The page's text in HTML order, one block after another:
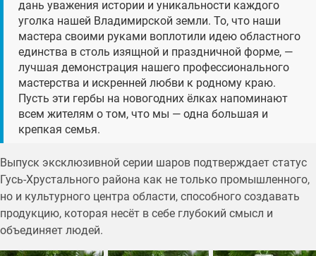
дань уважения истории и уникальности каждого
уголка нашей Владимирской земли. То, что наши
мастера своими руками воплотили идею областного
единства в столь изящной и праздничной форме, —
лучшая демонстрация нашего профессионального
мастерства и искренней любви к родному краю.
Пусть эти гербы на новогодних ёлках напоминают
всем жителям о том, что мы — одна большая и
крепкая семья.
Выпуск эксклюзивной серии шаров подтверждает статус
Гусь-Хрустального района как не только промышленного,
но и культурного центра области, способного создавать
продукцию, которая несёт в себе глубокий смысл и
объединяет людей.